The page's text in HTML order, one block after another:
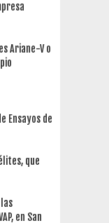
Ariane-V o
Ensayos de
que
en San